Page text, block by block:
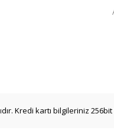
Kredi kartı bilgileriniz